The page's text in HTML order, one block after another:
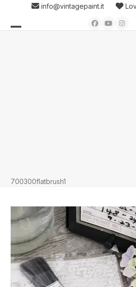
content
info@vintagepaint.it
Facebook
YouTube
700300flatbrush1